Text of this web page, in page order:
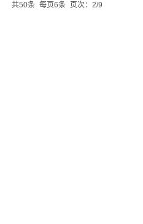
共50条 每页6条 页次：2/9